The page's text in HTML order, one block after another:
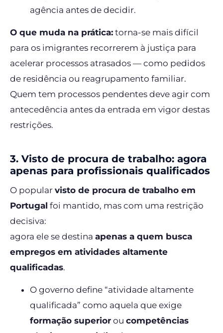
agência antes de decidir.
O que muda na prática: torna-se mais difícil
para os imigrantes recorrerem à justiça para
acelerar processos atrasados — como pedidos
de residência ou reagrupamento familiar.
Quem tem processos pendentes deve agir com
antecedência antes da entrada em vigor destas
restrições.
3. Visto de procura de trabalho: agora
apenas para profissionais qualificados
O popular visto de procura de trabalho em
Portugal foi mantido, mas com uma restrição
decisiva:
agora ele se destina apenas a quem busca
empregos em atividades altamente
qualificadas.
O governo define “atividade altamente
qualificada” como aquela que exige
formação superior ou competências